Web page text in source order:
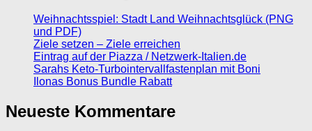
Weihnachtsspiel: Stadt Land Weihnachtsglück (PNG
und PDF)
Ziele setzen – Ziele erreichen
Eintrag auf der Piazza / Netzwerk-Italien.de
Sarahs Keto-Turbointervallfastenplan mit Boni
Ilonas Bonus Bundle Rabatt
Neueste Kommentare